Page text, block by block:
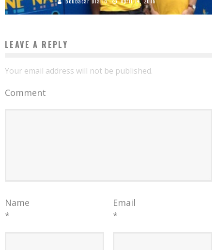
LEAVE A REPLY
Your email address will not be published.
Comment
Name
*
Email
*